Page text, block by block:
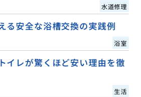
水道修理
る安全な浴槽交換の実践例
浴室
イレが驚くほど安い理由を徹
生活